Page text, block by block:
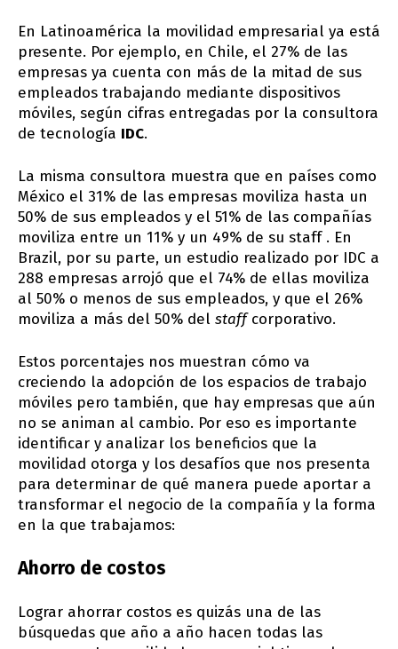
En Latinoamérica la movilidad empresarial ya está
presente. Por ejemplo, en Chile, el 27% de las
empresas ya cuenta con más de la mitad de sus
empleados trabajando mediante dispositivos
móviles, según cifras entregadas por la consultora
de tecnología IDC.
La misma consultora muestra que en países como
México el 31% de las empresas moviliza hasta un
50% de sus empleados y el 51% de las compañías
moviliza entre un 11% y un 49% de su staff . En
Brazil, por su parte, un estudio realizado por IDC a
288 empresas arrojó que el 74% de ellas moviliza
al 50% o menos de sus empleados, y que el 26%
moviliza a más del 50% del staffcorporativo.
Estos porcentajes nos muestran cómo va
creciendo la adopción de los espacios de trabajo
móviles pero también, que hay empresas que aún
no se animan al cambio. Por eso es importante
identificar y analizar los beneficios que la
movilidad otorga y los desafíos que nos presenta
para determinar de qué manera puede aportar a
transformar el negocio de la compañía y la forma
en la que trabajamos:
Ahorro de costos
Lograr ahorrar costos es quizás una de las
búsquedas que año a año hacen todas las